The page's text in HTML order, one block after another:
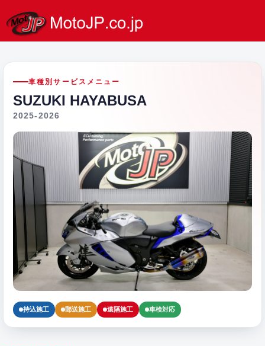
車種別サービスメニュー
SUZUKI HAYABUSA
2025-2026
持込施工 郵送施工 遠隔施工 車検対応